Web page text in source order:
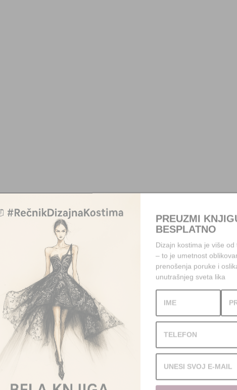
PREUZMI
BESPLATNO
Dizajn kostima je više od
– to je umetnost
prenošenja poruke i
unutrašnjeg sveta lika